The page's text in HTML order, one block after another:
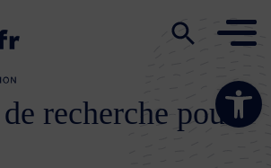
Ouvrir la
recherche pour :